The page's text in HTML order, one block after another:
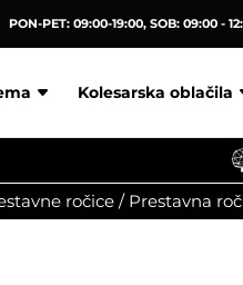
PON-PET: 09:00-19:00, SOB: 09:00 -
Kolesarska oblačila
ročice / Prestavna